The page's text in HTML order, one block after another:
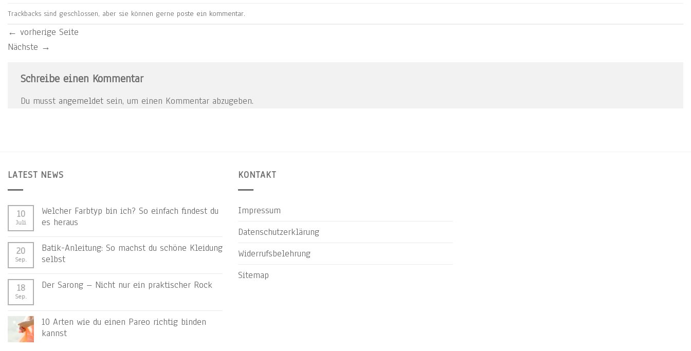
Trackbacks sind geschlossen, aber sie können gerne poste ein kommentar.
← vorherige Seite
Nächste →
Schreibe einen Kommentar
Du musst angemeldet sein, um einen Kommentar abzugeben.
LATEST NEWS
10
Juli
Welcher Farbtyp bin ich? So einfach findest du
es heraus
20
Sep.
Batik-Anleitung: So machst du schöne Kleidung
selbst
18
Sep.
Der Sarong – Nicht nur ein praktischer Rock
10 Arten wie du einen Pareo richtig binden
kannst
KONTAKT
Impressum
Datenschutzerklärung
Widerrufsbelehrung
Sitemap